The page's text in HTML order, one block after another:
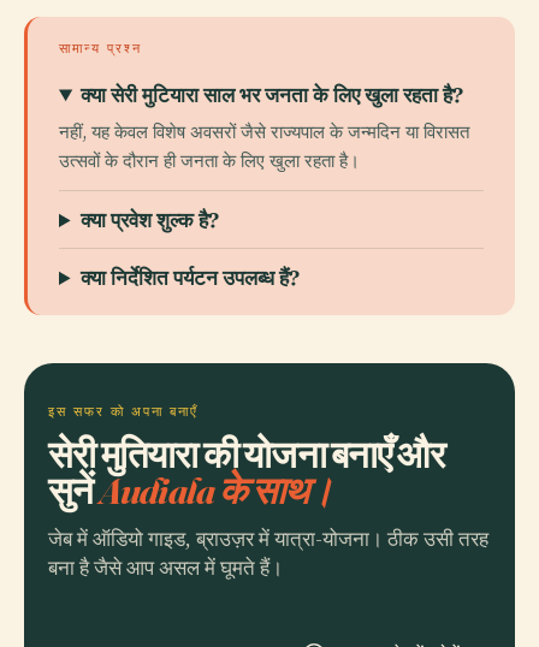
सामान्य प्रश्न
क्या सेरी मुटियारा साल भर जनता के लिए खुला रहता है?
नहीं, यह केवल विशेष अवसरों जैसे राज्यपाल के जन्मदिन या विरासत
उत्सवों के दौरान ही जनता के लिए खुला रहता है।
क्या प्रवेश शुल्क है?
क्या निर्देशित पर्यटन उपलब्ध हैं?
इस सफर को अपना बनाएँ
सेरी मुतियारा की योजना बनाएँ और
सुनेंAudiala के साथ।
जेब में ऑडियो गाइड, ब्राउज़र में यात्रा-योजना। ठीक उसी तरह
बना है जैसे आप असल में घूमते हैं।